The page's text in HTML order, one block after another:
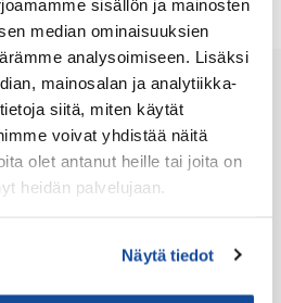
sisällön ja mainosten
median ominaisuuksien
analysoimiseen. Lisäksi
mainosalan ja analytiikka-
siitä, miten käytät
voivat yhdistää näitä
olet antanut heille tai joita on
heidän palvelujaan.
Näytä tiedot
Voit
tehdä
valinnat
tuotteen
sivulla.